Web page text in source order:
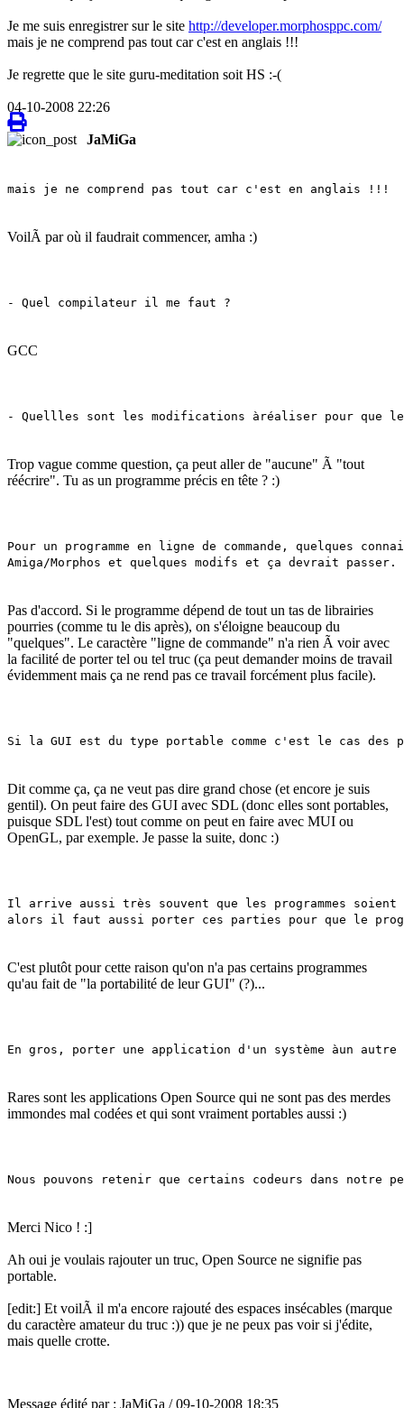
Je me suis enregistrer sur le site http://developer.morphosppc.com/
mais je ne comprend pas tout car c'est en anglais !!!
Je regrette que le site guru-meditation soit HS :-(
04-10-2008 22:26
JaMiGa
mais je ne comprend pas tout car c'est en anglais !!!
VoilÃ par où il faudrait commencer, amha :)
- Quel compilateur il me faut ?
GCC
- Quellles sont les modifications àréaliser pour que
Trop vague comme question, ça peut aller de "aucune" Ã "tout
réécrire". Tu as un programme précis en tête ? :)
Pour un programme en ligne de commande, quelques
Amiga/Morphos et quelques modifs et ça devrait passer.
Pas d'accord. Si le programme dépend de tout un tas de librairies
pourries (comme tu le dis après), on s'éloigne beaucoup du
"quelques". Le caractère "ligne de commande" n'a rien Ã voir avec
la facilité de porter tel ou tel truc (ça peut demander moins de travail
évidemment mais ça ne rend pas ce travail forcément plus facile).
Si la GUI est du type portable comme c'est le cas des
Dit comme ça, ça ne veut pas dire grand chose (et encore je suis
gentil). On peut faire des GUI avec SDL (donc elles sont portables,
puisque SDL l'est) tout comme on peut en faire avec MUI ou
OpenGL, par exemple. Je passe la suite, donc :)
Il arrive aussi très souvent que les programmes
alors il faut aussi porter ces parties pour que le
C'est plutôt pour cette raison qu'on n'a pas certains programmes
qu'au fait de "la portabilité de leur GUI" (?)...
En gros, porter une application d'un système àun
Rares sont les applications Open Source qui ne sont pas des merdes
immondes mal codées et qui sont vraiment portables aussi :)
Nous pouvons retenir que certains codeurs dans notre
Merci Nico ! :]
Ah oui je voulais rajouter un truc, Open Source ne signifie pas
portable.
[edit:] Et voilÃ il m'a encore rajouté des espaces insécables (marque
du caractère amateur du truc :)) que je ne peux pas voir si j'édite,
mais quelle crotte.
Message édité par : JaMiGa / 09-10-2008 18:35